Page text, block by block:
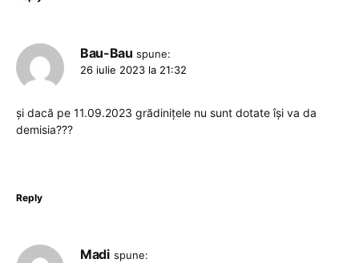
Bau-Bau spune:
26 iulie 2023 la 21:32
și dacă pe 11.09.2023 grădinițele nu sunt dotate își va da
demisia???
Reply
Madi spune: